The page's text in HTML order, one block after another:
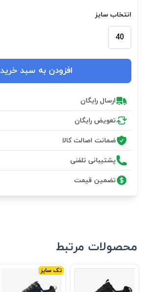
انتخاب سایز
40
افزودن به سبد خرید
ارسال رایگان
تعویض رایگان
ضمانت اصالت کالا
پشتیبانی تلفنی
تضمین قیمت
محصولات مرتبط
تک سایز